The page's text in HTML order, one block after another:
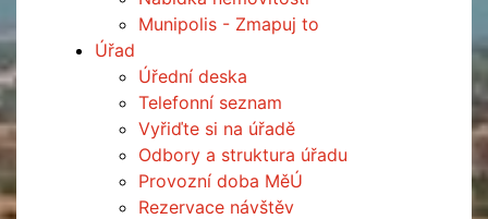
Munipolis - Zmapuj to
Úřad
Úřední deska
Telefonní seznam
Vyřiďte si na úřadě
Odbory a struktura úřadu
Provozní doba MěÚ
Rezervace návštěv